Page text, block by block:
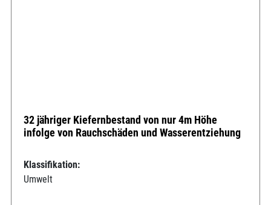
32 jähriger Kiefernbestand von nur 4m Höhe
infolge von Rauchschäden und Wasserentziehung
Klassifikation:
Umwelt